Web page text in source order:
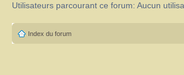
Utilisateurs parcourant ce forum: Aucun
Index du forum